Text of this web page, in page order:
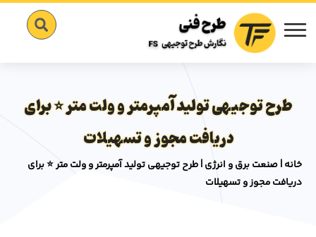
طرح توجیهی تولید آمپرمتر و ولت متر ⭐️ برای
دریافت مجوز و تسهیلات
خانه|صنعت برق و انرژی|طرح توجیهی تولید آمپرمتر و ولت متر ⭐️ برای
دریافت مجوز و تسهیلات